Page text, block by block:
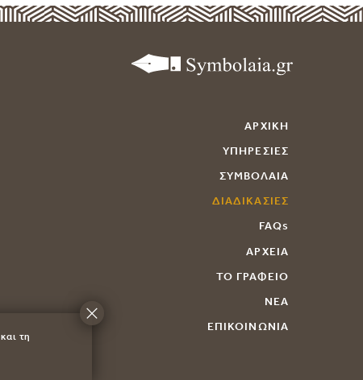
ΑΡΧΙΚΗ
ΥΠΗΡΕΣΙΕΣ
ΣΥΜΒΟΛΑΙΑ
ΔΙΑΔΙΚΑΣΙΕΣ
FAQs
ΑΡΧΕΙΑ
ΤΟ ΓΡΑΦΕΙΟ
ΝΕΑ
ΕΠΙΚΟΙΝΩΝΙΑ
και τη